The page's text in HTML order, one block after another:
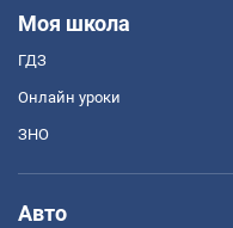
Моя школа
ГДЗ
Онлайн уроки
ЗНО
Авто